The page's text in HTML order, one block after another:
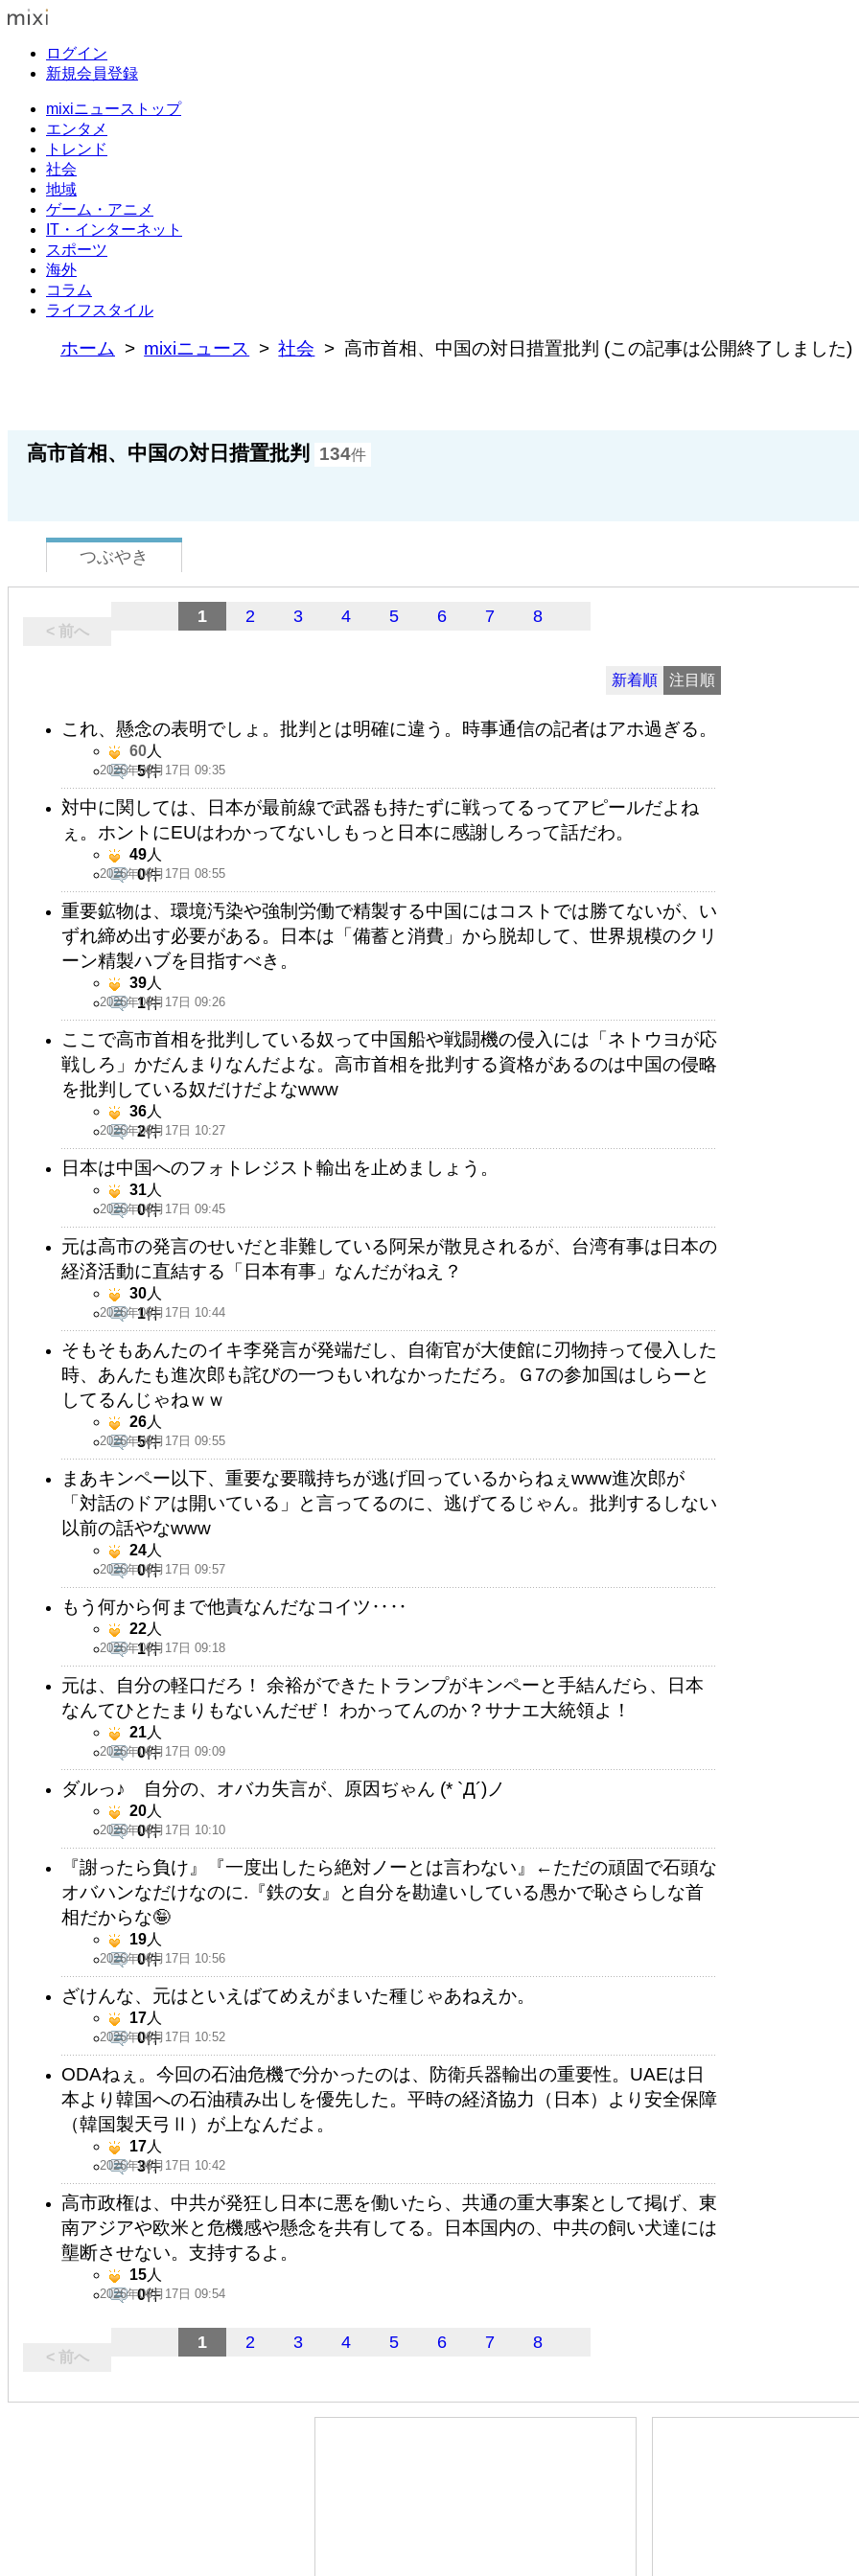
ログイン
新規会員登録
mixiニューストップ
エンタメ
トレンド
社会
地域
ゲーム・アニメ
IT・インターネット
スポーツ
海外
コラム
ライフスタイル
ホーム mixiニュース 社会 高市首相、中国の対日措置批判 (この記事は公開終了しました)
高市首相、中国の対日措置批判 134件
つぶやき
< 前へ
1 2 3 4 5 6 7 8
新着順 注目順
これ、懸念の表明でしょ。批判とは明確に違う。時事通信の記者はアホ過ぎる。
2026年06月17日 09:35
60人
5件
対中に関しては、日本が最前線で武器も持たずに戦ってるってアピールだよね
ぇ。ホントにEUはわかってないしもっと日本に感謝しろって話だわ。
2026年06月17日 08:55
49人
0件
重要鉱物は、環境汚染や強制労働で精製する中国にはコストでは勝てないが、い
ずれ締め出す必要がある。日本は「備蓄と消費」から脱却して、世界規模のクリ
ーン精製ハブを目指すべき。
2026年06月17日 09:26
39人
1件
ここで高市首相を批判している奴って中国船や戦闘機の侵入には「ネトウヨが応
戦しろ」かだんまりなんだよな。高市首相を批判する資格があるのは中国の侵略
を批判している奴だけだよなwww
2026年06月17日 10:27
36人
2件
日本は中国へのフォトレジスト輸出を止めましょう。
2026年06月17日 09:45
31人
0件
元は高市の発言のせいだと非難している阿呆が散見されるが、台湾有事は日本の
経済活動に直結する「日本有事」なんだがねえ？
2026年06月17日 10:44
30人
1件
そもそもあんたのイキ李発言が発端だし、自衛官が大使館に刃物持って侵入した
時、あんたも進次郎も詫びの一つもいれなかっただろ。Ｇ7の参加国はしらーと
してるんじゃねｗｗ
2026年06月17日 09:55
26人
5件
まあキンペー以下、重要な要職持ちが逃げ回っているからねぇwww進次郎が
「対話のドアは開いている」と言ってるのに、逃げてるじゃん。批判するしない
以前の話やなwww
2026年06月17日 09:57
24人
0件
もう何から何まで他責なんだなコイツ‥‥
2026年06月17日 09:18
22人
1件
元は、自分の軽口だろ！ 余裕ができたトランプがキンペーと手結んだら、日本
なんてひとたまりもないんだぜ！ わかってんのか？サナエ大統領よ！
2026年06月17日 09:09
21人
0件
ダルっ♪ 自分の、オバカ失言が、原因ぢゃん (* `Д´)ノ
2026年06月17日 10:10
20人
0件
『謝ったら負け』『一度出したら絶対ノーとは言わない』←ただの頑固で石頭な
オバハンなだけなのに.『鉄の女』と自分を勘違いしている愚かで恥さらしな首
相だからな🤪
2026年06月17日 10:56
19人
0件
ざけんな、元はといえばてめえがまいた種じゃあねえか。
2026年06月17日 10:52
17人
0件
ODAねぇ。今回の石油危機で分かったのは、防衛兵器輸出の重要性。UAEは日
本より韓国への石油積み出しを優先した。平時の経済協力（日本）より安全保障
（韓国製天弓Ⅱ）が上なんだよ。
2026年06月17日 10:42
17人
3件
高市政権は、中共が発狂し日本に悪を働いたら、共通の重大事案として掲げ、東
南アジアや欧米と危機感や懸念を共有してる。日本国内の、中共の飼い犬達には
壟断させない。支持するよ。
2026年06月17日 09:54
15人
0件
< 前へ
1 2 3 4 5 6 7 8